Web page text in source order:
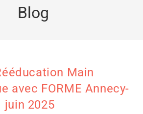
Blog
Main
avec FORME Annecy-
juin 2025